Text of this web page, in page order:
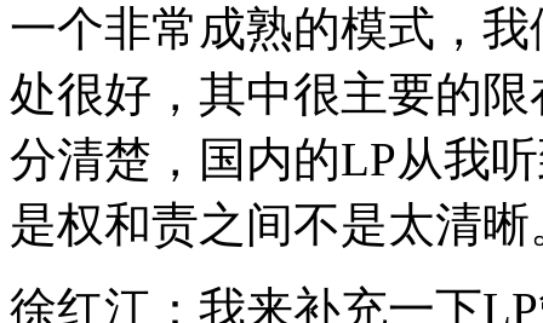
一个非常成熟的模式，
处很好，其中很主要的
分清楚，国内的LP从我
是权和责之间不是太清晰
徐红江：我来补充一下